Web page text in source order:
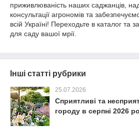
приживлюваність наших саджанців,
консультації агрономів та
всій Україні! Переходьте в каталог та
для саду вашої мрії.
Інші статті рубрики
25.07.2026
Сприятливі та
городу в серпні 2026